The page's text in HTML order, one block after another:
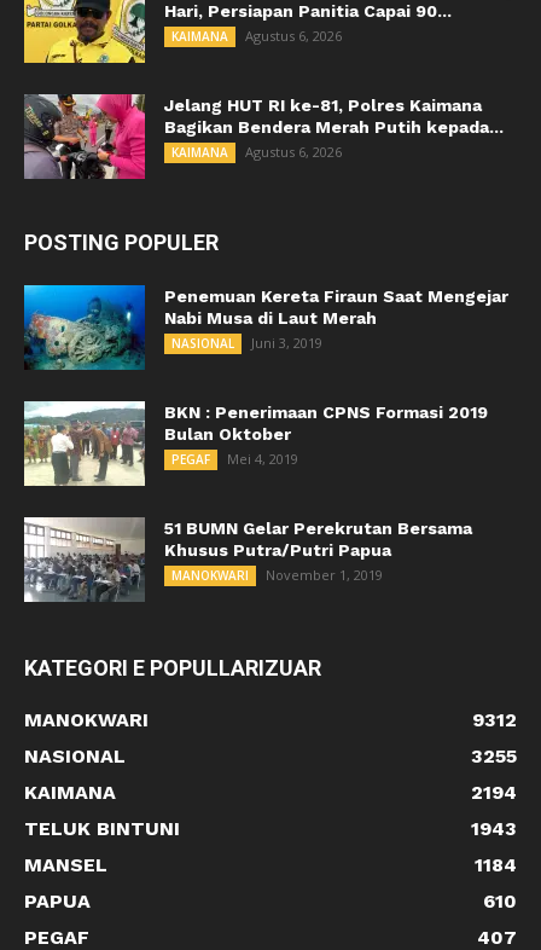
Hari, Persiapan Panitia Capai 90...
KAIMANA Agustus 6, 2026
Jelang HUT RI ke-81, Polres Kaimana
Bagikan Bendera Merah Putih kepada...
KAIMANA Agustus 6, 2026
POSTING POPULER
Penemuan Kereta Firaun Saat Mengejar
Nabi Musa di Laut Merah
NASIONAL Juni 3, 2019
BKN : Penerimaan CPNS Formasi 2019
Bulan Oktober
PEGAF Mei 4, 2019
51 BUMN Gelar Perekrutan Bersama
Khusus Putra/Putri Papua
MANOKWARI November 1, 2019
KATEGORI E POPULLARIZUAR
MANOKWARI
9312
NASIONAL
3255
KAIMANA
2194
TELUK BINTUNI
1943
MANSEL
1184
PAPUA
610
PEGAF
407